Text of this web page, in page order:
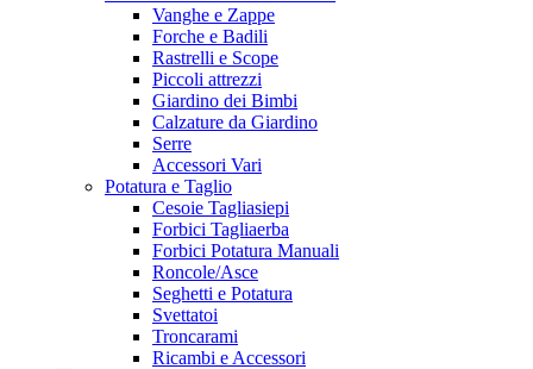
Vanghe e Zappe
Forche e Badili
Rastrelli e Scope
Piccoli attrezzi
Giardino dei Bimbi
Calzature da Giardino
Serre
Accessori Vari
Potatura e Taglio
Cesoie Tagliasiepi
Forbici Tagliaerba
Forbici Potatura Manuali
Roncole/Asce
Seghetti e Potatura
Svettatoi
Troncarami
Ricambi e Accessori